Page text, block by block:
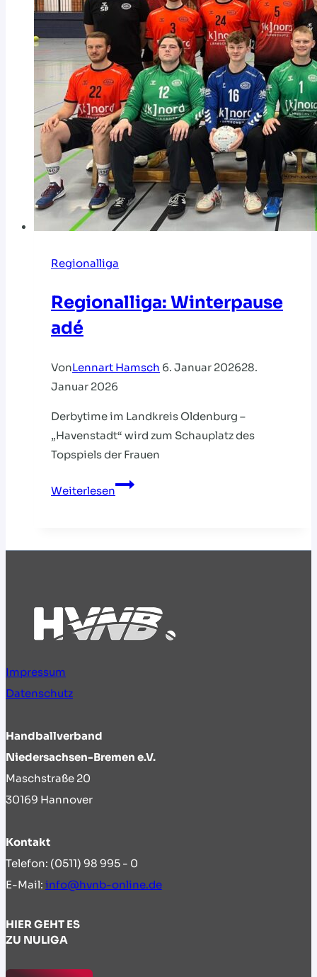
Regionalliga
Regionalliga: Winterpause
adé
VonLennart Hamsch 6. Januar 202628.
Januar 2026
Derbytime im Landkreis Oldenburg –
„Havenstadt“ wird zum Schauplatz des
Topspiels der Frauen
Weiterlesen
Regionalliga:
Impressum
Datenschutz
Handballverband
Niedersachsen-Bremen e.V.
Maschstraße 20
30169 Hannover
Kontakt
Telefon: (0511) 98 995 - 0
E-Mail: info@hvnb-online.de
HIER GEHT ES
ZU NULIGA